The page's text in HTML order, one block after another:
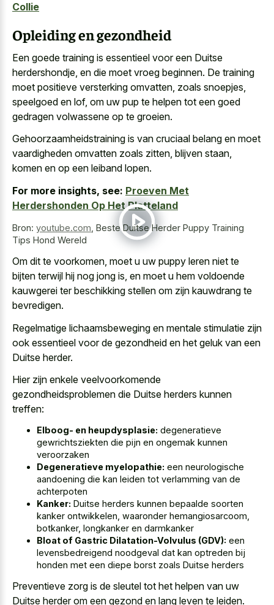
Collie
Opleiding en gezondheid
Een goede training is essentieel voor een Duitse
herdershondje, en die moet vroeg beginnen. De training
moet positieve versterking omvatten, zoals snoepjes,
speelgoed en lof, om uw pup te helpen tot een goed
gedragen volwassene op te groeien.
Gehoorzaamheidstraining is van cruciaal belang en moet
vaardigheden omvatten zoals zitten, blijven staan,
komen en op een leiband lopen.
For more insights, see: Proeven Met
Herdershonden Op Het Platteland
Bron: youtube.com Beste Duitse Herder Puppy Training
Tips Hond Wereld
Om dit te voorkomen, moet u uw puppy leren niet te
bijten terwijl hij nog jong is, en moet u hem voldoende
kauwgerei ter beschikking stellen om zijn kauwdrang te
bevredigen.
Regelmatige lichaamsbeweging en mentale stimulatie zijn
ook essentieel voor de gezondheid en het geluk van een
Duitse herder.
Hier zijn enkele veelvoorkomende
gezondheidsproblemen die Duitse herders kunnen
treffen:
Elboog- en heupdysplasie: degeneratieve
gewrichtsziekten die pijn en ongemak kunnen
veroorzaken
Degeneratieve myelopathie: een neurologische
aandoening die kan leiden tot verlamming van de
achterpoten
Kanker: Duitse herders kunnen bepaalde soorten
kanker ontwikkelen, waaronder hemangiosarcoom,
botkanker, longkanker en darmkanker
Bloat of Gastric Dilatation-Volvulus (GDV): een
levensbedreigend noodgeval dat kan optreden bij
honden met een diepe borst zoals Duitse herders
Preventieve zorg is de sleutel tot het helpen van uw
Duitse herder om een gezond en lang leven te leiden.